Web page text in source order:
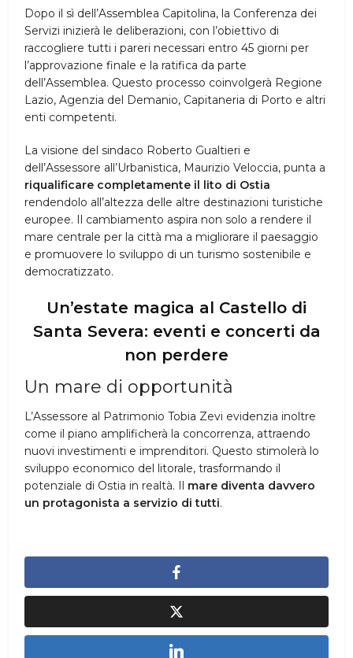
Dopo il sì dell’Assemblea Capitolina, la Conferenza dei
Servizi inizierà le deliberazioni, con l’obiettivo di
raccogliere tutti i pareri necessari entro 45 giorni per
l’approvazione finale e la ratifica da parte
dell’Assemblea. Questo processo coinvolgerà Regione
Lazio, Agenzia del Demanio, Capitaneria di Porto e altri
enti competenti.
La visione del sindaco Roberto Gualtieri e
dell’Assessore all’Urbanistica, Maurizio Veloccia, punta a
riqualificare completamente il lito di Ostia
rendendolo all’altezza delle altre destinazioni turistiche
europee. Il cambiamento aspira non solo a rendere il
mare centrale per la città ma a migliorare il paesaggio
e promuovere lo sviluppo di un turismo sostenibile e
democratizzato.
Un’estate magica al Castello di
Santa Severa: eventi e concerti da
non perdere
Un mare di opportunità
L’Assessore al Patrimonio Tobia Zevi evidenzia inoltre
come il piano amplificherà la concorrenza, attraendo
nuovi investimenti e imprenditori. Questo stimolerà lo
sviluppo economico del litorale, trasformando il
potenziale di Ostia in realtà. Il mare diventa davvero
un protagonista a servizio di tutti.